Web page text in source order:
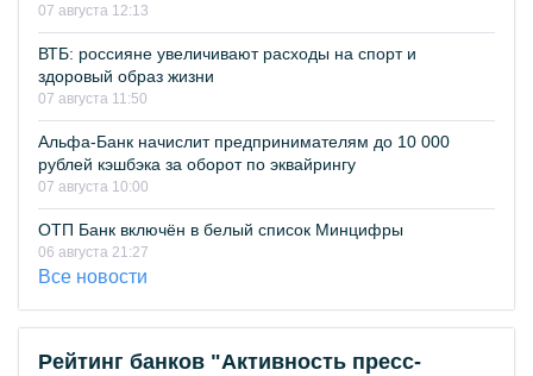
07 августа 12:13
ВТБ: россияне увеличивают расходы на спорт и
здоровый образ жизни
07 августа 11:50
Альфа-Банк начислит предпринимателям до 10 000
рублей кэшбэка за оборот по эквайрингу
07 августа 10:00
ОТП Банк включён в белый список Минцифры
06 августа 21:27
Все новости
Рейтинг банков "Активность пресс-